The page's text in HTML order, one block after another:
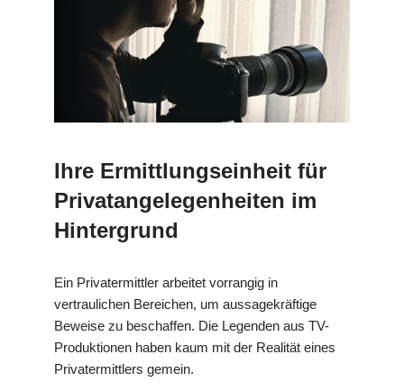
Ihre Ermittlungseinheit für
Privatangelegenheiten im
Hintergrund
Ein Privatermittler arbeitet vorrangig in
vertraulichen Bereichen, um aussagekräftige
Beweise zu beschaffen. Die Legenden aus TV-
Produktionen haben kaum mit der Realität eines
Privatermittlers gemein.